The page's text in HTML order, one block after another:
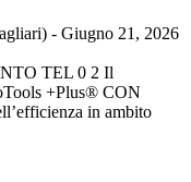
- Giugno 21, 2026
TEL 0 2 Il
+Plus® CON
in ambito